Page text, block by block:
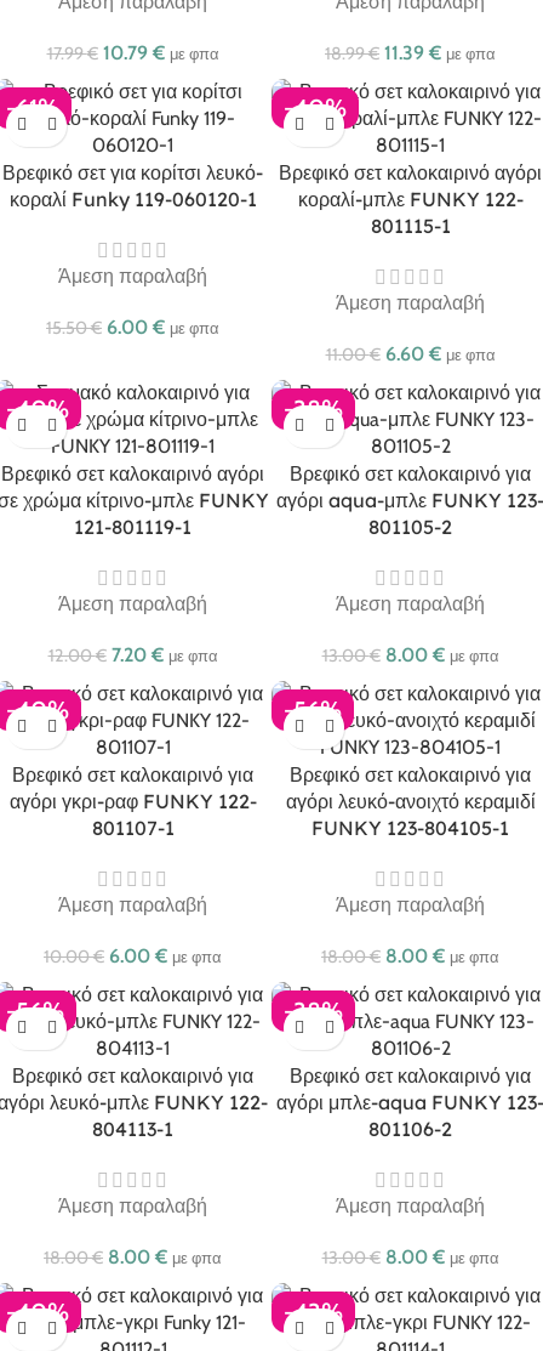
17.99€ 10.79 € με φπα 18.99€ 11.39 € με φπα
-61%
Βρεφικό σετ για κορίτσι λευκό-
κοραλί Funky 119-060120-1
Άμεση παραλαβή
15.50€ 6.00 € με φπα
-40%
Βρεφικό σετ καλοκαιρινό αγόρι
κοραλί-μπλε FUNKY 122-
801115-1
Άμεση παραλαβή
11.00€ 6.60 € με φπα
-40%
Βρεφικό σετ καλοκαιρινό αγόρι
χρώμα κίτρινο-μπλε FUNKY
121-801119-1
Άμεση παραλαβή
12.00€ 7.20 € με φπα
-38%
Βρεφικό σετ καλοκαιρινό για
αγόρι aqua-μπλε FUNKY 123-
801105-2
Άμεση παραλαβή
13.00€ 8.00 € με φπα
-40%
Βρεφικό σετ καλοκαιρινό για
αγόρι γκρι-ραφ FUNKY 122-
801107-1
Άμεση παραλαβή
10.00€ 6.00 € με φπα
-56%
Βρεφικό σετ καλοκαιρινό για
αγόρι λευκό-ανοιχτό κεραμιδί
FUNKY 123-804105-1
Άμεση παραλαβή
18.00€ 8.00 € με φπα
-56%
Βρεφικό σετ καλοκαιρινό για
λευκό-μπλε FUNKY 122-
804113-1
Άμεση παραλαβή
18.00€ 8.00 € με φπα
-38%
Βρεφικό σετ καλοκαιρινό για
αγόρι μπλε-aqua FUNKY 123-
801106-2
Άμεση παραλαβή
13.00€ 8.00 € με φπα
-40% -43%